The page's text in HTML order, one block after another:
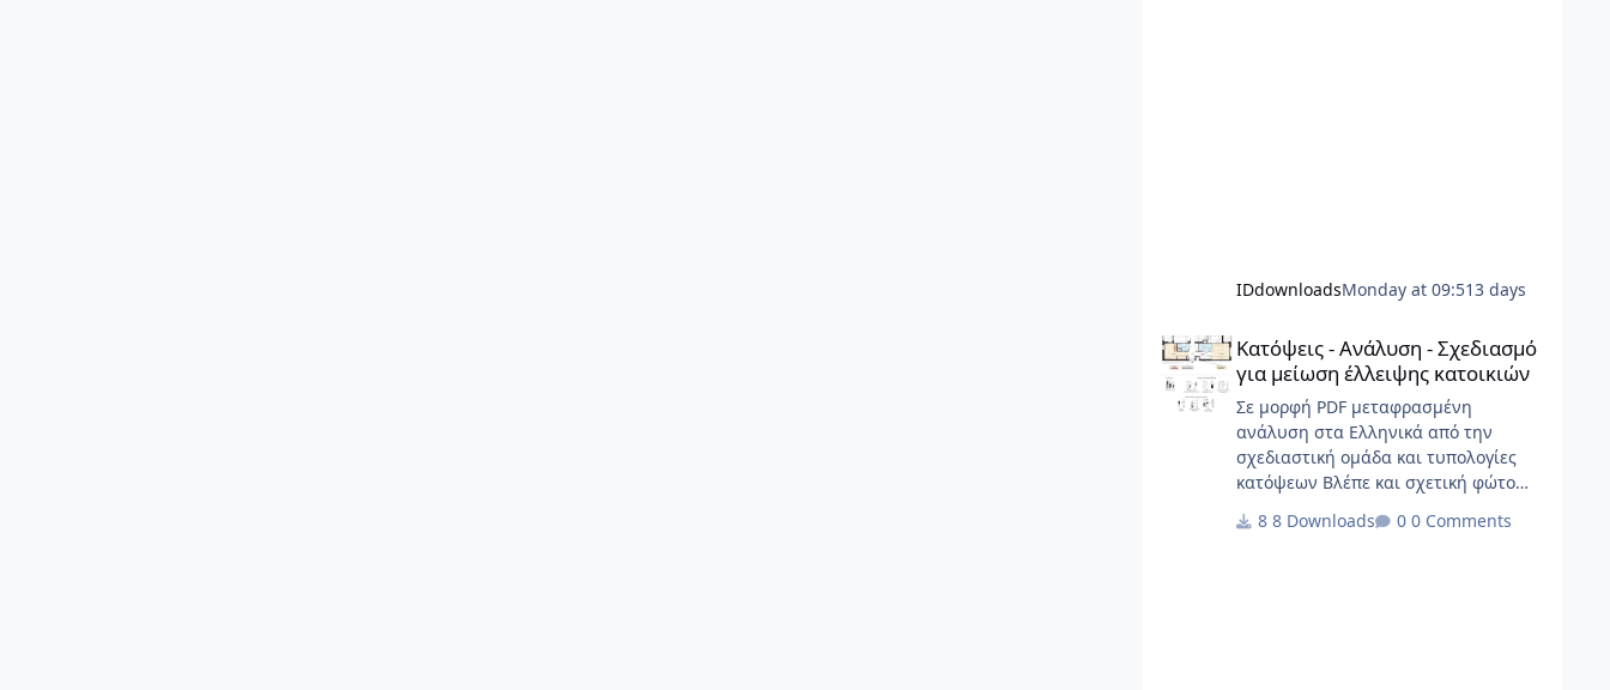
IDdownloadsMonday at 09:513 days
Κατόψεις - Ανάλυση - Σχεδιασμό για μείωση έλλειψης
Κατόψεις - Ανάλυση - Σχεδιασμό
για μείωση έλλειψης κατοικιών
Σε μορφή PDF μεταφρασμένη
ανάλυση στα Ελληνικά από την
σχεδιαστική ομάδα και τυπολογίες
κατόψεων Βλέπε και σχετική φώτο
διαγράμματα, το γραφικό υλικό, το
8 Downloads 0 Comments